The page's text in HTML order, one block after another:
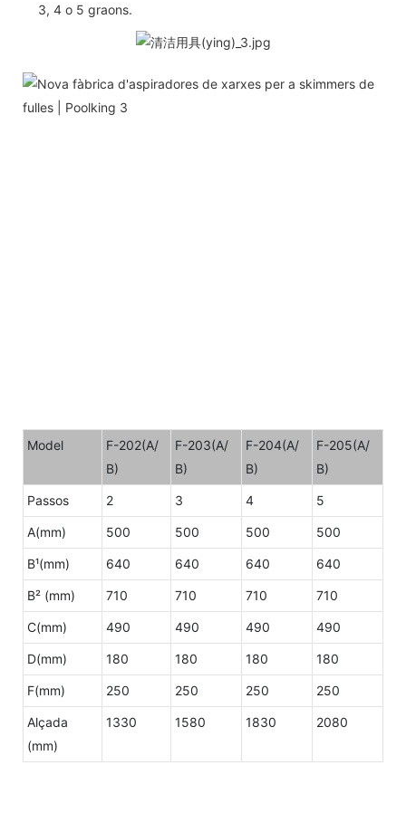
3, 4 o 5 graons.
Model
F-202(A/
B)
F-203(A/
B)
F-204(A/
B)
F-205(A/
B)
Passos 2 3 4 5
A(mm) 500 500 500 500
B¹(mm) 640 640 640 640
B² (mm) 710 710 710 710
C(mm) 490 490 490 490
D(mm) 180 180 180 180
F(mm) 250 250 250 250
Alçada
(mm)
1330 1580 1830 2080